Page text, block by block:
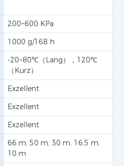
200~600 KPa
1000 g/168 h
-20~80℃（Lang），120℃
（Kurz）
Exzellent
Exzellent
Exzellent
66 m, 50 m, 30 m, 16,5 m,
10 m